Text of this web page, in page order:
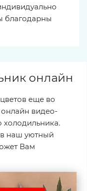
благодарны
онлайн
еще во
видео-
холодильника.
в наш уютный
Вам